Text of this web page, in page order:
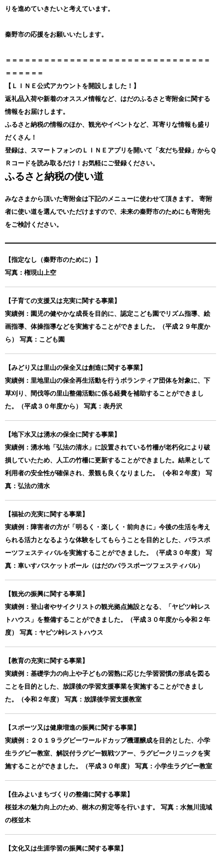
りを進めていきたいと考えています。
秦野市の応援をお願いいたします。
＝＝＝＝＝＝＝＝＝＝＝＝＝＝＝＝＝＝＝＝＝＝＝＝＝＝＝＝＝＝＝＝
＝＝＝＝＝＝
【ＬＩＮＥ公式アカウントを開設しました！】
返礼品入荷や新着のオススメ情報など、はだのふるさと寄附金に関する
情報をお届けします。
ふるさと納税の情報のほか、観光やイベントなど、耳寄りな情報も盛り
だくさん！
登録は、スマートフォンのＬＩＮＥアプリを開いて「友だち登録」からＱ
Ｒコードを読み取るだけ！お気軽にご登録ください。
ふるさと納税の使い道
みなさまから頂いた寄附金は下記のメニューに使わせて頂きます。
寄附
者に使い道を選んでいただけますので、未来の秦野市のためにも寄附先
をご検討ください。
【指定なし（秦野市のために）】
写真：権現山上空
【子育ての支援又は充実に関する事業】
実績例：園児の健やかな成長を目的に、認定こども園でリズム指導、絵
画指導、体操指導などを実施することができました。（平成２９年度か
ら） 写真：こども園
【みどり又は里山の保全又は創造に関する事業】
実績例：里地里山の保全再生活動を行うボランティア団体を対象に、下
草刈り、間伐等の里山整備活動に係る経費を補助することができまし
た。（平成３０年度から） 写真：表丹沢
【地下水又は湧水の保全に関する事業】
実績例：湧水地「弘法の清水」に設置されている竹柵が老朽化により破
損していたため、人工の竹柵に更新することができました。結果として
利用者の安全性が確保され、景観も良くなりました。（令和２年度） 写
真：弘法の清水
【福祉の充実に関する事業】
実績例：障害者の方が「明るく・楽しく・前向きに」今後の生活を考え
られる活力となるような体験をしてもらうことを目的とした、パラスポ
ーツフェスティバルを実施することができました。（平成３０年度） 写
真：車いすバスケットボール（はだのパラスポーツフェスティバル）
【観光の振興に関する事業】
実績例：登山者やサイクリストの観光拠点施設となる、「ヤビツ峠レス
トハウス」を整備することができました。（平成３０年度から令和２年
度） 写真：ヤビツ峠レストハウス
【教育の充実に関する事業】
実績例：基礎学力の向上や子どもの習熟に応じた学習習慣の形成を図る
ことを目的とした、放課後の学習支援事業を実施することができまし
た。（令和２年度） 写真：放課後学習支援教室
【スポーツ又は健康増進の振興に関する事業】
実績例：２０１９ラグビーワールドカップ機運醸成を目的とした、小学
生ラグビー教室、解説付ラグビー観戦ツアー、ラグビークリニックを実
施することができました。（平成３０年度） 写真：小学生ラグビー教室
【住みよいまちづくりの整備に関する事業】
桜並木の魅力向上のため、樹木の剪定等を行います。 写真：水無川流域
の桜並木
【文化又は生涯学習の振興に関する事業】